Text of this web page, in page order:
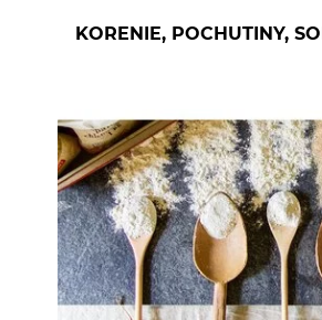
KORENIE, POCHUTINY,